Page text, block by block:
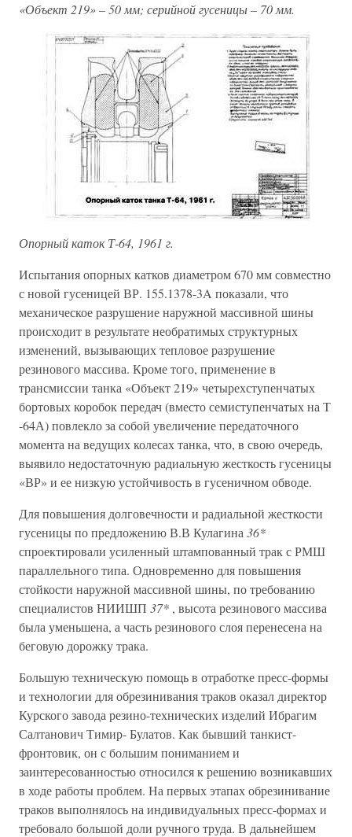
«Объект 219» – 50 мм; серийной гусеницы – 70 мм.
Опорный каток Т-64, 1961 г.
Испытания опорных катков диаметром 670 мм совместно
с новой гусеницей ВР. 155.1378-3A показали, что
механическое разрушение наружной массивной шины
происходит в результате необратимых структурных
изменений, вызывающих тепловое разрушение
резинового массива. Кроме того, применение в
трансмиссии танка «Объект 219» четырехступенчатых
бортовых коробок передач (вместо семиступенчатых на Т
-64А) повлекло за собой увеличение передаточного
момента на ведущих колесах танка, что, в свою очередь,
выявило недостаточную радиальную жесткость гусеницы
«ВР» и ее низкую устойчивость в гусеничном обводе.
Для повышения долговечности и радиальной жесткости
гусеницы по предложению В.В Кулагина36*
спроектировали усиленный штампованный трак с РМШ
параллельного типа. Одновременно для повышения
стойкости наружной массивной шины, по требованию
специалистов НИИШП 37* , высота резинового массива
была уменьшена, а часть резинового слоя перенесена на
беговую дорожку трака.
Большую техническую помощь в отработке пресс-формы
и технологии для обрезинивания траков оказал директор
Курского завода резино-технических изделий Ибрагим
Салтанович Тимир- Булатов. Как бывший танкист-
фронтовик, он с большим пониманием и
заинтересованностью относился к решению возникавших
в ходе работы проблем. На первых этапах обрезинивание
траков выполнялось на индивидуальных пресс-формах и
требовало большой доли ручного труда. В дальнейшем